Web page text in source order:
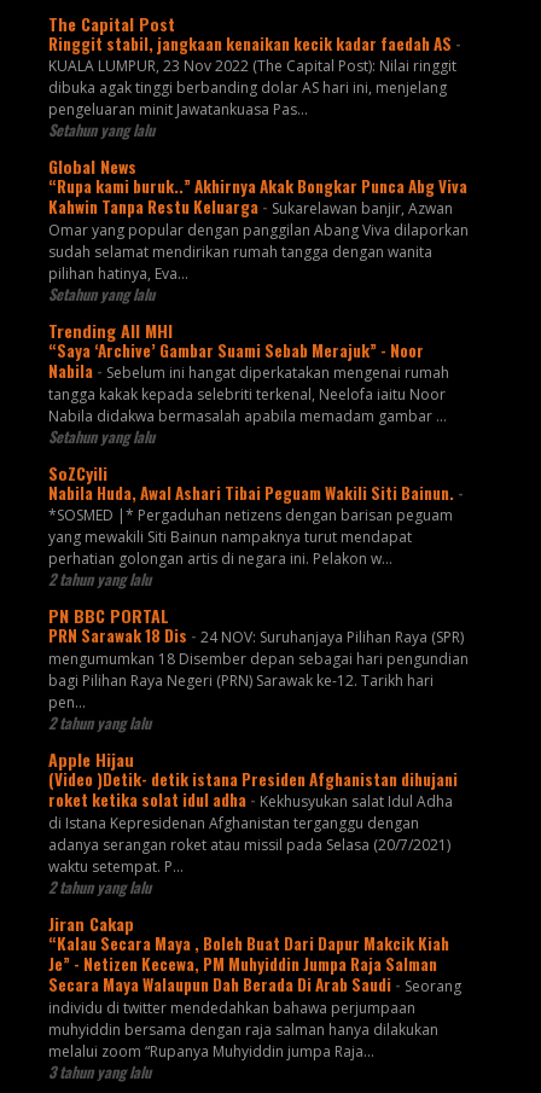
The Capital Post
Ringgit stabil, jangkaan kenaikan kecik kadar faedah AS -
KUALA LUMPUR, 23 Nov 2022 (The Capital Post): Nilai ringgit
dibuka agak tinggi berbanding dolar AS hari ini, menjelang
pengeluaran minit Jawatankuasa Pas...
Setahun yang lalu
Global News
“Rupa kami buruk..” Akhirnya Akak Bongkar Punca Abg Viva
Kahwin Tanpa Restu Keluarga - Sukarelawan banjir, Azwan
Omar yang popular dengan panggilan Abang Viva dilaporkan
sudah selamat mendirikan rumah tangga dengan wanita
pilihan hatinya, Eva...
Setahun yang lalu
Trending All MHI
“Saya ‘Archive’ Gambar Suami Sebab Merajuk” - Noor
Nabila - Sebelum ini hangat diperkatakan mengenai rumah
tangga kakak kepada selebriti terkenal, Neelofa iaitu Noor
Nabila didakwa bermasalah apabila memadam gambar ...
Setahun yang lalu
SoZCyili
Nabila Huda, Awal Ashari Tibai Peguam Wakili Siti Bainun. -
*SOSMED |* Pergaduhan netizens dengan barisan peguam
yang mewakili Siti Bainun nampaknya turut mendapat
perhatian golongan artis di negara ini. Pelakon w...
2 tahun yang lalu
PN BBC PORTAL
PRN Sarawak 18 Dis - 24 NOV: Suruhanjaya Pilihan Raya (SPR)
mengumumkan 18 Disember depan sebagai hari pengundian
bagi Pilihan Raya Negeri (PRN) Sarawak ke-12. Tarikh hari
pen...
2 tahun yang lalu
Apple Hijau
(Video )Detik- detik istana Presiden Afghanistan dihujani
roket ketika solat idul adha - Kekhusyukan salat Idul Adha
di Istana Kepresidenan Afghanistan terganggu dengan
adanya serangan roket atau missil pada Selasa (20/7/2021)
waktu setempat. P...
2 tahun yang lalu
Jiran Cakap
“Kalau Secara Maya , Boleh Buat Dari Dapur Makcik Kiah
Je” - Netizen Kecewa, PM Muhyiddin Jumpa Raja Salman
Secara Maya Walaupun Dah Berada Di Arab Saudi - Seorang
individu di twitter mendedahkan bahawa perjumpaan
muhyiddin bersama dengan raja salman hanya dilakukan
melalui zoom “Rupanya Muhyiddin jumpa Raja...
3 tahun yang lalu